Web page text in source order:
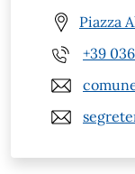
Piazza
+39